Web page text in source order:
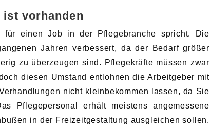
ist vorhanden
einen Job in der Pflegebranche spricht. Die
Jahren verbessert, da der Bedarf größer
zu überzeugen sind. Pflegekräfte müssen zwar
diesen Umstand entlohnen die Arbeitgeber mit
nicht kleinbekommen lassen, da Sie
Pflegepersonal erhält meistens angemessene
in der Freizeitgestaltung ausgleichen sollen.